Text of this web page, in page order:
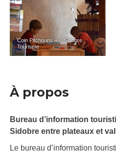
Coin Pitchouns – © Sidobre
Tourisme
À propos
Bureau d’information
Sidobre entre plateaux et
Le bureau d’information